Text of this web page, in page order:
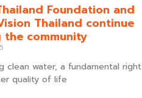
Foundation and
Thailand continue
the community
clean water, a fundamental right
quality of life